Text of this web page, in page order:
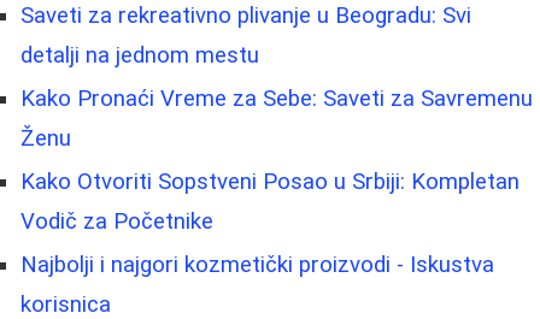
Saveti za rekreativno plivanje u Beogradu: Svi
detalji na jednom mestu
Kako Pronaći Vreme za Sebe: Saveti za Savremenu
Ženu
Kako Otvoriti Sopstveni Posao u Srbiji: Kompletan
Vodič za Početnike
Najbolji i najgori kozmetički proizvodi - Iskustva
korisnica